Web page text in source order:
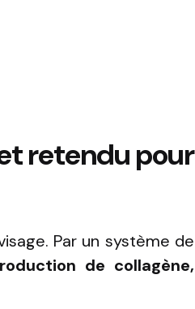
retendu pour
Par un système de
de collagène,